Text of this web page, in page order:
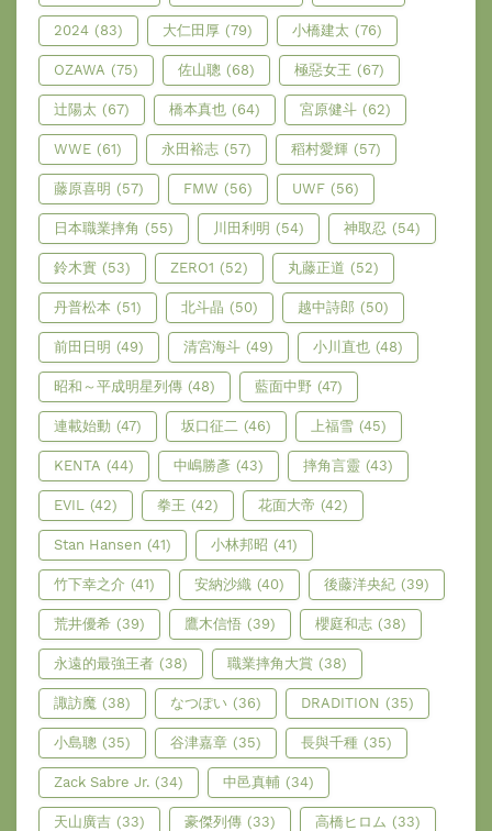
2024 (83) 大仁田厚 (79) 小橋建太 (76)
OZAWA (75) 佐山聰 (68) 極惡女王 (67)
辻陽太 (67) 橋本真也 (64) 宮原健斗 (62)
WWE (61) 永田裕志 (57) 稻村愛輝 (57)
藤原喜明 (57) FMW (56) UWF (56)
日本職業摔角 (55) 川田利明 (54) 神取忍 (54)
鈴木實 (53) ZERO1 (52) 丸藤正道 (52)
丹普松本 (51) 北斗晶 (50) 越中詩郎 (50)
前田日明 (49) 清宮海斗 (49) 小川直也 (48)
昭和～平成明星列傳 (48) 藍面中野 (47)
連載始動 (47) 坂口征二 (46) 上福雪 (45)
KENTA (44) 中嶋勝彥 (43) 摔角言靈 (43)
EVIL (42) 拳王 (42) 花面大帝 (42)
Stan Hansen (41) 小林邦昭 (41)
竹下幸之介 (41) 安納沙織 (40) 後藤洋央紀 (39)
荒井優希 (39) 鷹木信悟 (39) 櫻庭和志 (38)
永遠的最強王者 (38) 職業摔角大賞 (38)
諏訪魔 (38) なつぽい (36) DRADITION (35)
小島聰 (35) 谷津嘉章 (35) 長與千種 (35)
Zack Sabre Jr. (34) 中邑真輔 (34)
天山廣吉 (33) 豪傑列傳 (33) 高橋ヒロム (33)